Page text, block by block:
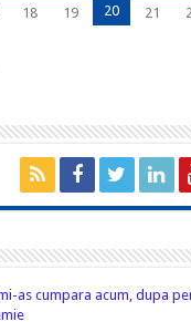
18 19 20 21
as cumpara acum, dupa